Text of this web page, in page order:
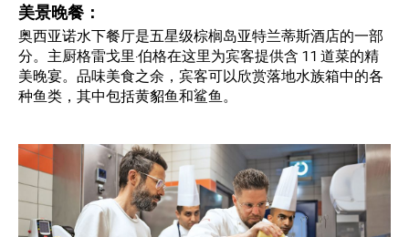
美景晚餐：
奥西亚诺水下餐厅是五星级棕榈岛亚特兰蒂斯酒店的一部
分。主厨格雷戈里·伯格在这里为宾客提供含 11 道菜的精
美晚宴。品味美食之余，宾客可以欣赏落地水族箱中的各
种鱼类，其中包括黄貂鱼和鲨鱼。